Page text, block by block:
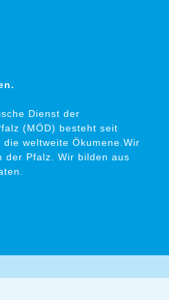
Dienst der
(MÖD) besteht seit
weltweite Ökumene.Wir
der Pfalz. Wir bilden aus